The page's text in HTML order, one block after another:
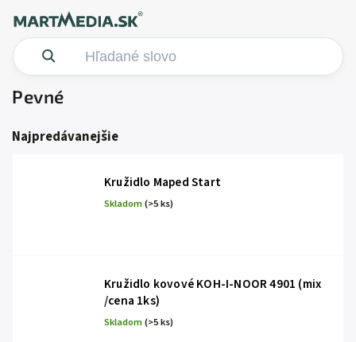
Pevné
Najpredávanejšie
Kružidlo Maped Start
Skladom(>5 ks)
Kružidlo kovové KOH-I-NOOR 4901 (mix
/cena 1ks)
Skladom(>5 ks)